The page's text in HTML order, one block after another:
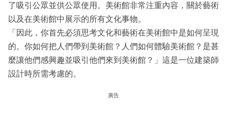
了吸引公眾並供公眾使用。美術館非常注重內容，關於藝術
以及在美術館中展示的所有文化事物。
「因此，你首先必須思考文化和藝術在美術館中是如何呈現
的。你如何把人們帶到美術館？人們如何體驗美術館？是甚
麼讓他們感興趣並吸引他們來到美術館？」這是一位建築師
設計時所需考慮的。
廣告